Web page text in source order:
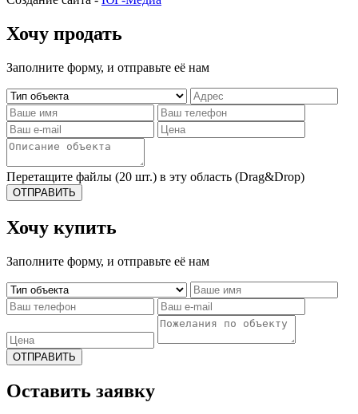
Хочу продать
Заполните форму, и отправьте её нам
Перетащите файлы (20 шт.) в эту область (Drag&Drop)
ОТПРАВИТЬ
Хочу купить
Заполните форму, и отправьте её нам
ОТПРАВИТЬ
Оставить заявку